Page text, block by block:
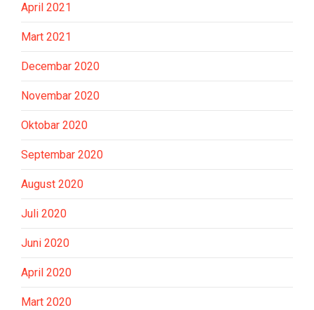
April 2021
Mart 2021
Decembar 2020
Novembar 2020
Oktobar 2020
Septembar 2020
August 2020
Juli 2020
Juni 2020
April 2020
Mart 2020